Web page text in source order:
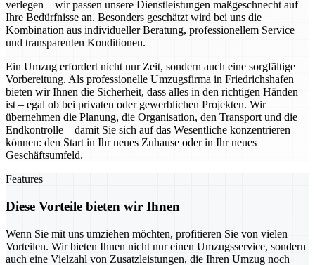
verlegen – wir passen unsere Dienstleistungen maßgeschnecht auf
Ihre Bedürfnisse an. Besonders geschätzt wird bei uns die
Kombination aus individueller Beratung, professionellem Service
und transparenten Konditionen.
Ein Umzug erfordert nicht nur Zeit, sondern auch eine sorgfältige
Vorbereitung. Als professionelle Umzugsfirma in Friedrichshafen
bieten wir Ihnen die Sicherheit, dass alles in den richtigen Händen
ist – egal ob bei privaten oder gewerblichen Projekten. Wir
übernehmen die Planung, die Organisation, den Transport und die
Endkontrolle – damit Sie sich auf das Wesentliche konzentrieren
können: den Start in Ihr neues Zuhause oder in Ihr neues
Geschäftsumfeld.
Features
Diese Vorteile bieten wir Ihnen
Wenn Sie mit uns umziehen möchten, profitieren Sie von vielen
Vorteilen. Wir bieten Ihnen nicht nur einen Umzugsservice, sondern
auch eine Vielzahl von Zusatzleistungen, die Ihren Umzug noch